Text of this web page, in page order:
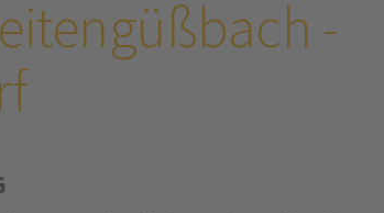
-